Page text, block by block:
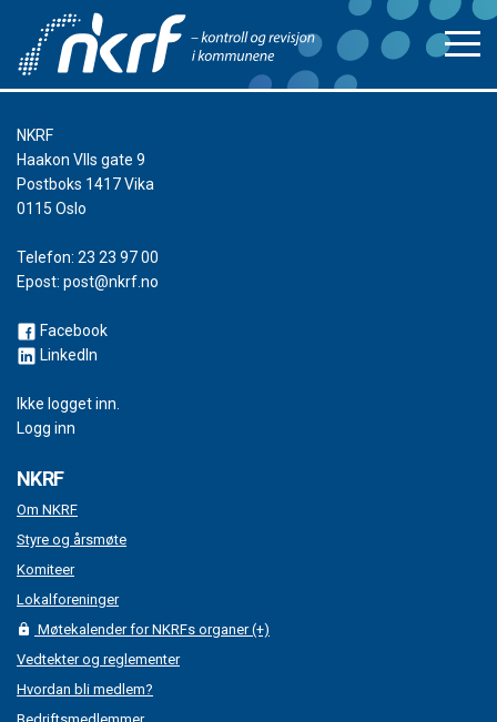
NKRF
Haakon VIIs gate 9
Postboks 1417 Vika
0115 Oslo
Telefon: 23 23 97 00
Epost: post@nkrf.no
Facebook
LinkedIn
Ikke logget inn.
Logg inn
NKRF
Om NKRF
Styre og årsmøte
Komiteer
Lokalforeninger
Møtekalender for NKRFs organer (+)
Vedtekter og reglementer
Hvordan bli medlem?